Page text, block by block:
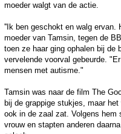
moeder walgt van de actie.
''Ik ben geschokt en walg ervan.
moeder van Tamsin, tegen de
toen ze haar ging ophalen bij de
vervelende voorval gebeurde.
mensen met autisme."
Tamsin was naar de film The
bij de grappige stukjes, maar
ook in de zaal zat. Volgens hem
vrouw en stapten anderen